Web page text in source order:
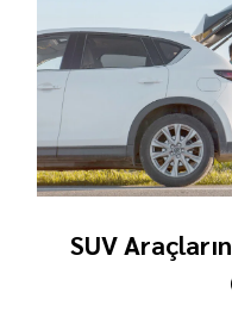
SUV